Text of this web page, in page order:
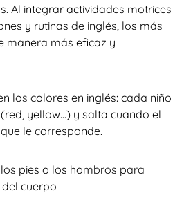
Al integrar actividades motrices
y rutinas de inglés, los más
manera más eficaz y
los colores en inglés: cada niño
yellow...) y salta cuando el
le corresponde.
pies o los hombros para
cuerpo